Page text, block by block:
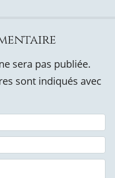
sera pas publiée.
sont indiqués avec